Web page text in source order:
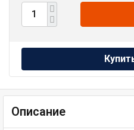
Описание